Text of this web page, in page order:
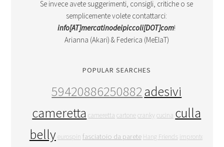
Se invece avete suggerimenti, consigli, critiche o se
semplicemente volete contattarci:
info[AT]mercatinodeipiccoli[DOT]com!
Arianna (Akari) & Federica (MeElaT)
POPULAR SEARCHES
59420886250882adesivi
cameretta cameretta cartonecranky cucina culla
bellyeurospin fasciatoio da parete Hang Friends impronte